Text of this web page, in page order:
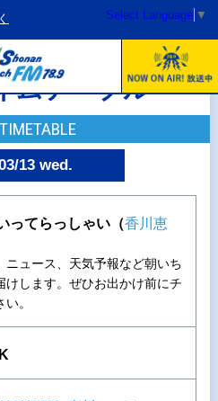
Select Language ▼
ムテーブル
13 wed.
ってらっしゃい（香川恵
ニュース、天気予報など朝いち
けします。ぜひお出かけ前にチ
。